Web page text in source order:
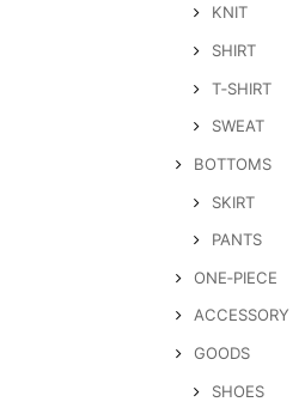
KNIT
SHIRT
T‐SHIRT
SWEAT
BOTTOMS
SKIRT
PANTS
ONE‐PIECE
ACCESSORY
GOODS
SHOES